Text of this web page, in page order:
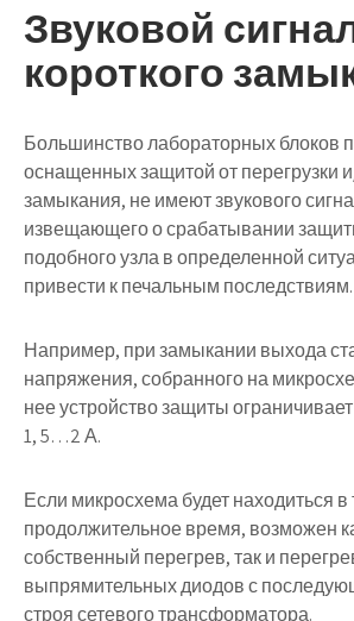
Звуковой
короткого
Большинство лабораторных блоков
оснащенных защитой от перегрузки
замыкания, не имеют звукового
извещающего о срабатывании
подобного узла в определенной
привести к печальным последствиям.
Например, при замыкании выхода
напряжения, собранного на
нее устройство защиты
1, 5…2 А.
Если микросхема будет находиться
продолжительное время, возможен
собственный перегрев, так и
выпрямительных диодов с
строя сетевого трансформатора.